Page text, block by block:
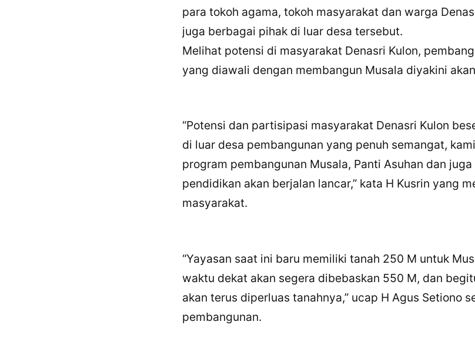
para tokoh agama, tokoh masyarakat dan warga
juga berbagai pihak di luar desa tersebut.
Melihat potensi di masyarakat Denasri Kulon,
yang diawali dengan membangun Musala diyakini
“Potensi dan partisipasi masyarakat Denasri Kulon
di luar desa pembangunan yang penuh semangat,
program pembangunan Musala, Panti Asuhan dan
pendidikan akan berjalan lancar,” kata H Kusrin yang
masyarakat.
“Yayasan saat ini baru memiliki tanah 250 M untuk
waktu dekat akan segera dibebaskan 550 M, dan
akan terus diperluas tanahnya,” ucap H Agus Setiono
pembangunan.
Bagikan Tulisan Ini